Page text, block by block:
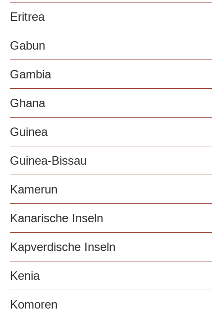
Eritrea
Gabun
Gambia
Ghana
Guinea
Guinea-Bissau
Kamerun
Kanarische Inseln
Kapverdische Inseln
Kenia
Komoren